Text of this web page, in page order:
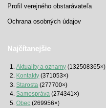
Profil verejného obstarávateľa
Ochrana osobných údajov
Najčítanejšie
Aktuality a oznamy (132508365×)
Kontakty (371053×)
Starosta (277700×)
Samospráva (274341×)
Obec (269956×)